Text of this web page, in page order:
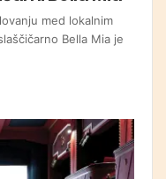
med lokalnim
Bella Mia je